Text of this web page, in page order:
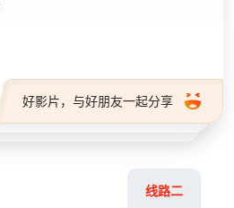
好影片，与好朋友一起分享
线路二